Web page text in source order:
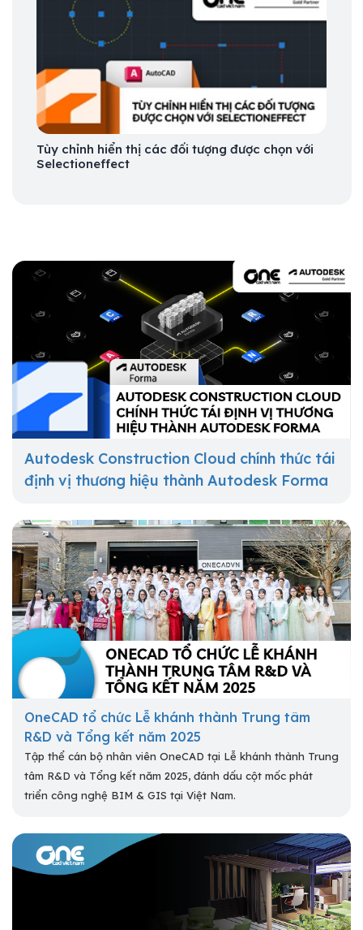
Tùy chỉnh hiển thị các đối tượng được chọn với
Selectioneffect
Autodesk Construction Cloud chính thức tái
định vị thương hiệu thành Autodesk Forma
OneCAD tổ chức Lễ khánh thành Trung tâm
R&D và Tổng kết năm 2025
Tập thể cán bộ nhân viên OneCAD tại Lễ khánh thành Trung
tâm R&D và Tổng kết năm 2025, đánh dấu cột mốc phát
triển công nghệ BIM & GIS tại Việt Nam.